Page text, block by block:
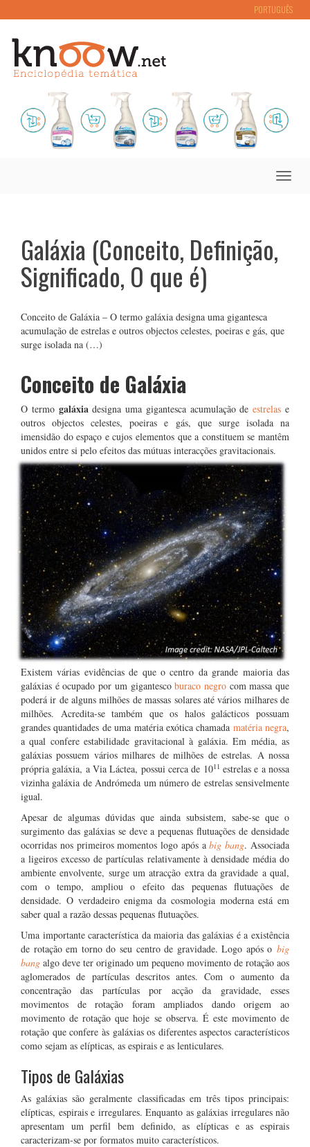
PORTUGUÊS
Toggle
Galáxia (Conceito, Definição,
Significado, O que é)
Conceito de Galáxia – O termo galáxia designa uma gigantesca
acumulação de estrelas e outros objectos celestes, poeiras e gás, que
surge isolada na (…)
Conceito de Galáxia
O termo galáxiadesigna uma gigantesca acumulação deestrelas e
outros objectos celestes, poeiras e gás, que surge isolada na
imensidão do espaço e cujos elementos que a constituem se mantêm
unidos entre si pelo efeitos das mútuas interacções gravitacionais.
Existem várias evidências de que o centro da grande maioria das
galáxias é ocupado por um gigantescoburaco negrocom massa que
poderá ir de alguns milhões de massas solares até vários milhares de
milhões. Acredita-se também que os halos galácticos possuam
grandes quantidades de uma matéria exótica chamada matéria negra,
a qual confere estabilidade gravitacional à galáxia. Em média, as
galáxias possuem vários milhares de milhões de estrelas. A nossa
própria galáxia, a Via Láctea, possui cerca de 1011 estrelas e a nossa
vizinha galáxia de Andrómeda um número de estrelas sensivelmente
igual.
Apesar de algumas dúvidas que ainda subsistem, sabe-se que o
surgimento das galáxias se deve a pequenas flutuações de densidade
ocorridas nos primeiros momentos logo após abig bang. Associada
a ligeiros excesso de partículas relativamente à densidade média do
ambiente envolvente, surge um atracção extra da gravidade a qual,
com o tempo, ampliou o efeito das pequenas flutuações de
densidade. O verdadeiro enigma da cosmologia moderna está em
saber qual a razão dessas pequenas flutuações.
Uma importante característica da maioria das galáxias é a existência
de rotação em torno do seu centro de gravidade. Logo após o big
bang algo deve ter originado um pequeno movimento de rotação aos
aglomerados de partículas descritos antes. Com o aumento da
concentração das partículas por acção da gravidade, esses
movimentos de rotação foram ampliados dando origem ao
movimento de rotação que hoje se observa. É este movimento de
rotação que confere às galáxias os diferentes aspectos característicos
como sejam as elípticas, as espirais e as lenticulares.
Tipos de Galáxias
As galáxias são geralmente classificadas em três tipos principais:
elípticas, espirais e irregulares. Enquanto as galáxias irregulares não
apresentam um perfil bem definido, as elípticas e as espirais
caracterizam-se por formatos muito característicos.